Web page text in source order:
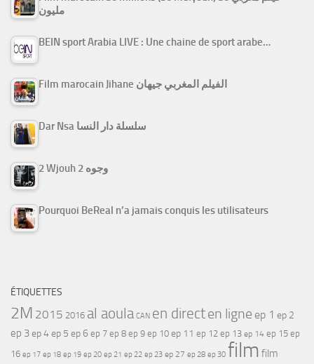
مليون
BEIN sport Arabia LIVE : Une chaine de sport arabe…
Film marocain Jihane الفيلم المغربي جيهان
Dar Nsa سلسلة دار النسا
2 Wjouh 2 وجوه
Pourquoi BeReal n’a jamais conquis les utilisateurs
ÉTIQUETTES
2M 2015 2016 al aoula CAN en directen ligne ep 1 ep 2
ep 3ep 4ep 5 ep 6 ep 7 ep 8 ep 9 ep 10 ep 11 ep 12 ep 13 ep 14 ep 15 ep
16 ep 17 ep 18 ep 19 ep 20 ep 21 ep 22 ep 23 ep 27 ep 28 ep 30 film film